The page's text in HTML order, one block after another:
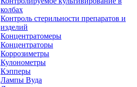
колбах
Контроль стерильности препаратов и
изделий
Концентратомеры
Концентраторы
Коррозиметры
Кулонометры
Кэпперы
Лампы Вуда